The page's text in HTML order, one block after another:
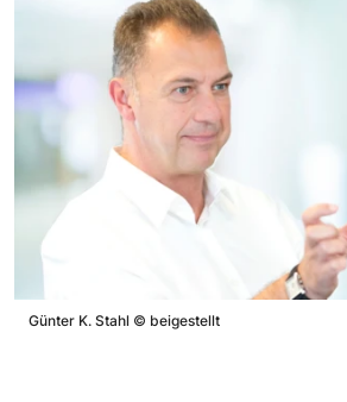
Günter K. Stahl © beigestellt